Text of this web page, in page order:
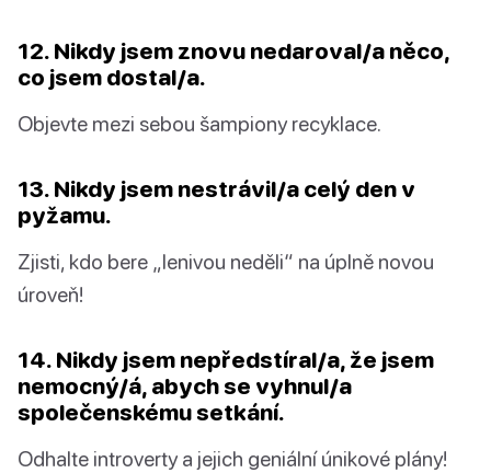
12. Nikdy jsem znovu nedaroval/a něco,
co jsem dostal/a.
Objevte mezi sebou šampiony recyklace.
13. Nikdy jsem nestrávil/a celý den v
pyžamu.
Zjisti, kdo bere „lenivou neděli“ na úplně novou
úroveň!
14. Nikdy jsem nepředstíral/a, že jsem
nemocný/á, abych se vyhnul/a
společenskému setkání.
Odhalte introverty a jejich geniální únikové plány!